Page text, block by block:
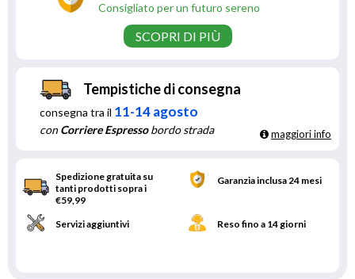
Consigliato per un futuro sereno
SCOPRI DI PIÙ
Tempistiche di consegna
consegna tra il 11-14 agosto
conCorriere Espressobordo strada maggiori info
Spedizione gratuita su
tanti prodotti sopra i
€59,99
Garanzia inclusa 24 mesi
Servizi aggiuntivi Reso fino a 14 giorni